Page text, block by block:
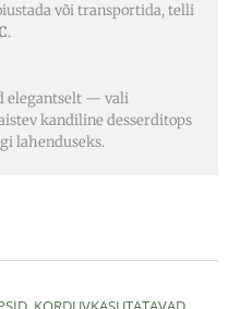
või transportida, telli
.
elegantselt — vali
kandiline desserditops
lahenduseks.